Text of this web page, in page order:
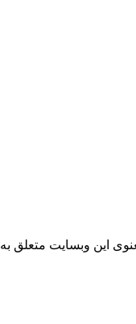
این وبسایت متعلق به